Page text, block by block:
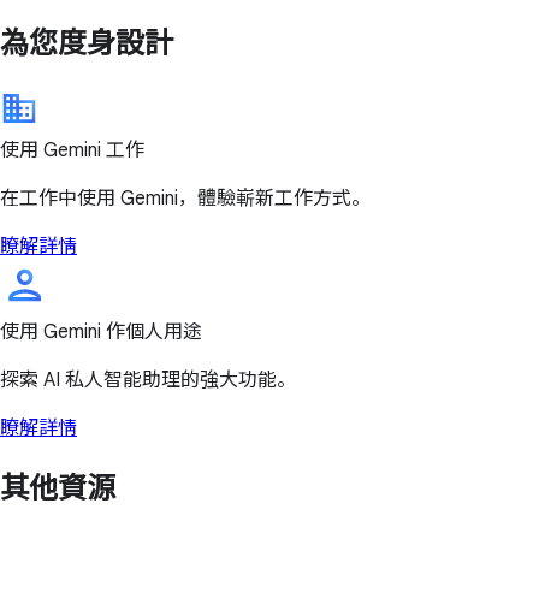
為您度身設計
使用 Gemini 工作
在工作中使用 Gemini，體驗嶄新工作方式。
瞭解詳情
使用 Gemini 作個人用途
探索 AI 私人智能助理的強大功能。
瞭解詳情
其他資源